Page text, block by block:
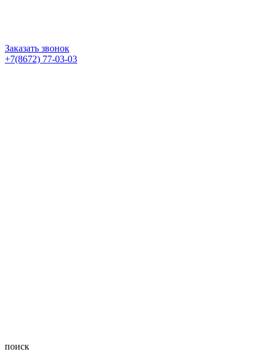
Заказать звонок
+7(8672) 77-03-03
поиск